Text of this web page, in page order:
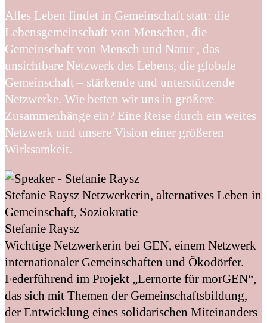
Alles Leben findet in Gemeinschaft statt: die
Lebensgemeinschaft von Menschen, die
Gemeinschaft von Mensch und Natur , das
unsichtbare Netzwerk des Lebens, die globale
Gemeinschaft – stärkende und unterstützende
Netzwerke. Wie betten wir uns in größere
Zusammenhänge ein? Eine Reise durch ein weites
Netzwerk und unsere Vision einer größeren
Wirksamkeit.
Stefanie Raysz Netzwerkerin, alternatives Leben in
Gemeinschaft, Soziokratie
Stefanie Raysz
Wichtige Netzwerkerin bei GEN, einem Netzwerk
internationaler Gemeinschaften und Ökodörfer.
Federführend im Projekt „Lernorte für morGEN“,
das sich mit Themen der Gemeinschaftsbildung,
der Entwicklung eines solidarischen Miteinanders